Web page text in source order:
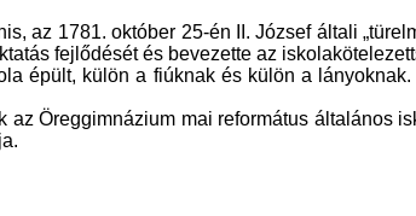
az 1781. október 25-én II. József általi
fejlődését és bevezette az
épült, külön a fiúknak és külön a
Öreggimnázium mai református általános